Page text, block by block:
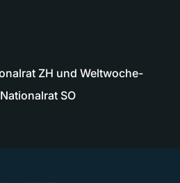
ZH und Weltwoche-
SO